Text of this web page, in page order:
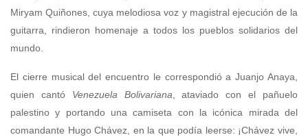
Miryam Quiñones, cuya melodiosa voz y magistral ejecución de la
guitarra, rindieron homenaje a todos los pueblos solidarios del
mundo.
El cierre musical del encuentro le correspondió a Juanjo Anaya,
quien cantó Venezuela Bolivariana , ataviado con el pañuelo
palestino y portando una camiseta con la icónica mirada del
comandante Hugo Chávez, en la que podía leerse: ¡Chávez vive,